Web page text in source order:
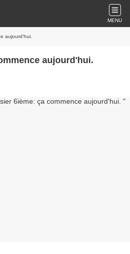
MENU
aujourd'hui.
aujourd'hui.